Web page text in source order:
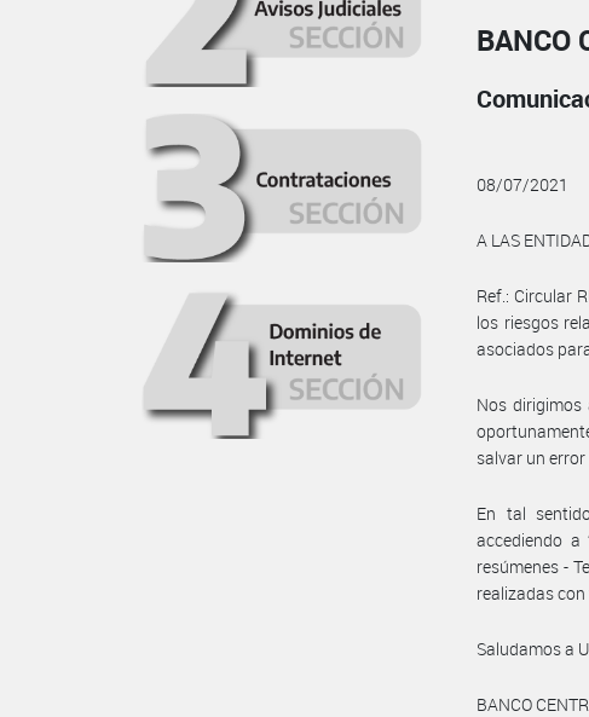
BANCO
08/07/2021
A LAS
Ref.: Circular
los riesgos
asociados
Nos dirigimos
salvar un
En tal
accediendo a
resúmenes -
realizadas
Saludamos a
BANCO